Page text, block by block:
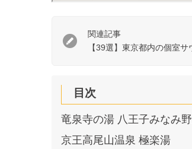
関連記事
【39選】東京都内の個室
目次
竜泉寺の湯 八王子みなみ
京王高尾山温泉 極楽湯